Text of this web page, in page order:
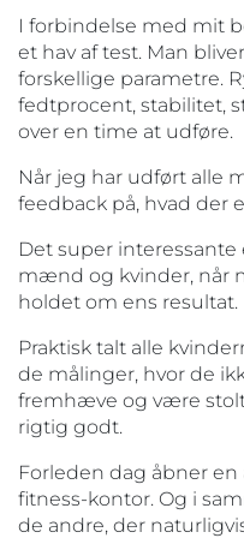
I forbindelse med mit
et hav af test. Man
forskellige parametre.
fedtprocent, stabilitet,
over en time at udføre.
Når jeg har udført alle
feedback på, hvad der
Det super
mænd og kvinder, når
holdet om ens resultat.
Praktisk talt alle
de målinger, hvor de
fremhæve og være
rigtig godt.
Forleden dag åbner
fitness-kontor. Og i
de andre, der